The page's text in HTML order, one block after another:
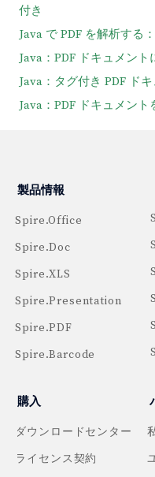
付き
Java で PDF を解析する
Java：PDF ドキュメン
Java：タグ付き PDF ド
Java：PDF ドキュメン
製品情報
Spire.Office
Spire.Doc
Spire.XLS
Spire.Presentation
Spire.PDF
Spire.Barcode
購入
ダウンロードセンター
ライセンス契約